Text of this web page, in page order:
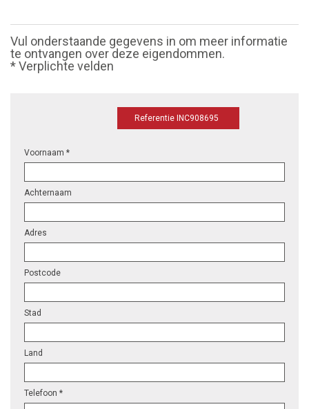
Vul onderstaande gegevens in om meer informatie
te ontvangen over deze eigendommen.
* Verplichte velden
Referentie INC908695
Voornaam *
Achternaam
Adres
Postcode
Stad
Land
Telefoon *